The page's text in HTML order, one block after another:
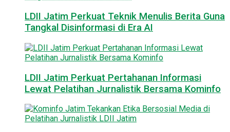
LDII Jatim Perkuat Teknik Menulis Berita Guna
Tangkal Disinformasi di Era AI
LDII Jatim Perkuat Pertahanan Informasi
Lewat Pelatihan Jurnalistik Bersama Kominfo